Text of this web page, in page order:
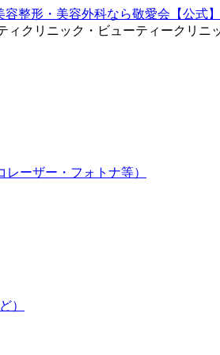
ィクリニック・ビューティークリニ
ーザー・フォトナ等）
）